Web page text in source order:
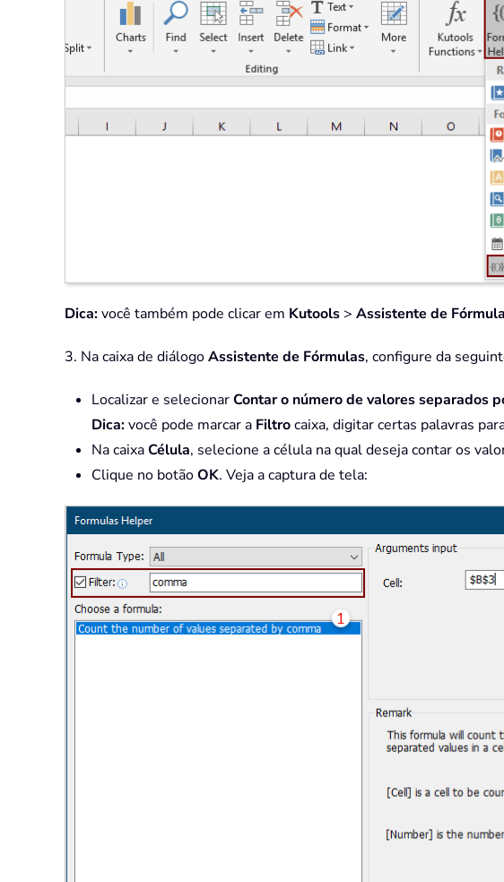
Dica:você também pode clicar em Kutools > Assistente de
3. Na caixa de diálogoAssistente de Fórmulas, configure da
Localizar e selecionarContar o número de valores separados
Dica:você pode marcar a Filtrocaixa, digitar certas palavras
Na caixaCélula, selecione a célula na qual deseja contar os
Clique no botãoOK. Veja a captura de tela: